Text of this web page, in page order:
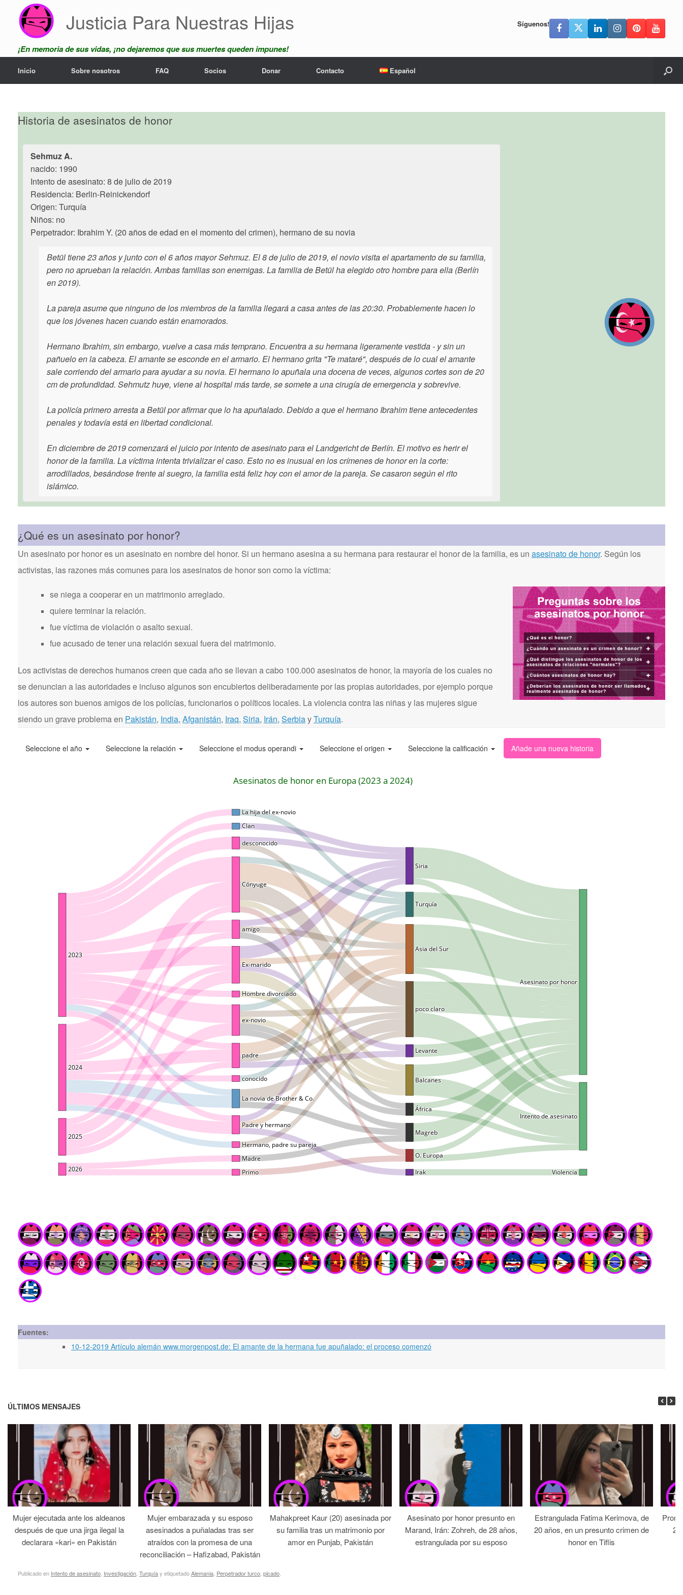
contenido
Justicia Para Nuestras Hijas
¡En memoria de sus vidas, ¡no dejaremos que sus muertes queden impunes!
Síguenos!
Inicio Sobre nosotros FAQ Socios Donar Contacto Español
Historia de asesinatos de honor
Sehmuz A.
nacido: 1990
Intento de asesinato: 8 de julio de 2019
Residencia: Berlin-Reinickendorf
Origen: Turquía
Niños: no
Perpetrador: Ibrahim Y. (20 años de edad en el momento del crimen), hermano de su novia
Betül tiene 23 años y junto con el 6 años mayor Sehmuz. El 8 de julio de 2019, el novio visita el apartamento de su familia,
pero no aprueban la relación. Ambas familias son enemigas. La familia de Betül ha elegido otro hombre para ella (Berlín
en 2019).
La pareja asume que ninguno de los miembros de la familia llegará a casa antes de las 20:30. Probablemente hacen lo
que los jóvenes hacen cuando están enamorados.
Hermano Ibrahim, sin embargo, vuelve a casa más temprano. Encuentra a su hermana ligeramente vestida - y sin un
pañuelo en la cabeza. El amante se esconde en el armario. El hermano grita "Te mataré", después de lo cual el amante
sale corriendo del armario para ayudar a su novia. El hermano lo apuñala una docena de veces, algunos cortes son de 20
cm de profundidad. Sehmutz huye, viene al hospital más tarde, se somete a una cirugía de emergencia y sobrevive.
La policía primero arresta a Betül por afirmar que lo ha apuñalado. Debido a que el hermano Ibrahim tiene antecedentes
penales y todavía está en libertad condicional.
En diciembre de 2019 comenzará el juicio por intento de asesinato para el Landgericht de Berlín. El motivo es herir el
honor de la familia. La víctima intenta trivializar el caso. Esto no es inusual en los crímenes de honor en la corte:
arrodillados, besándose frente al suegro, la familia está feliz hoy con el amor de la pareja. Se casaron según el rito
islámico.
¿Qué es un asesinato por honor?
Un asesinato por honor es un asesinato en nombre del honor. Si un hermano asesina a su hermana para restaurar el honor de la familia, es un asesinato de honor. Según los
activistas, las razones más comunes para los asesinatos de honor son como la víctima:
se niega a cooperar en un matrimonio arreglado.
quiere terminar la relación.
fue víctima de violación o asalto sexual.
fue acusado de tener una relación sexual fuera del matrimonio.
Los activistas de derechos humanos creen que cada año se llevan a cabo 100.000 asesinatos de honor, la mayoría de los cuales no
se denuncian a las autoridades e incluso algunos son encubiertos deliberadamente por las propias autoridades, por ejemplo porque
los autores son buenos amigos de los policías, funcionarios o políticos locales. La violencia contra las niñas y las mujeres sigue
siendo un grave problema en Pakistán, India, Afganistán, Iraq, Siria, Irán, SerbiayTurquía.
Fuentes:
10-12-2019 Artículo alemán www.morgenpost.de: El amante de la hermana fue apuñalado: el proceso comenzó
ÚLTIMOS MENSAJES
Mujer ejecutada ante los aldeanos
después de que una jirga ilegal la
declarara «kari» en Pakistán
Mujer embarazada y su esposo
asesinados a puñaladas tras ser
atraídos con la promesa de una
reconciliación – Hafizabad, Pakistán
Mahakpreet Kaur (20) asesinada por
su familia tras un matrimonio por
amor en Punjab, Pakistán
Asesinato por honor presunto en
Marand, Irán: Zohreh, de 28 años,
estrangulada por su esposo
Estrangulada Fatima Kerimova, de
20 años, en un presunto crimen de
honor en Tiflis
22
Publicado en Intento de asesinato Investigación Turquíay etiquetadoAlemania Perpetrador turco picado